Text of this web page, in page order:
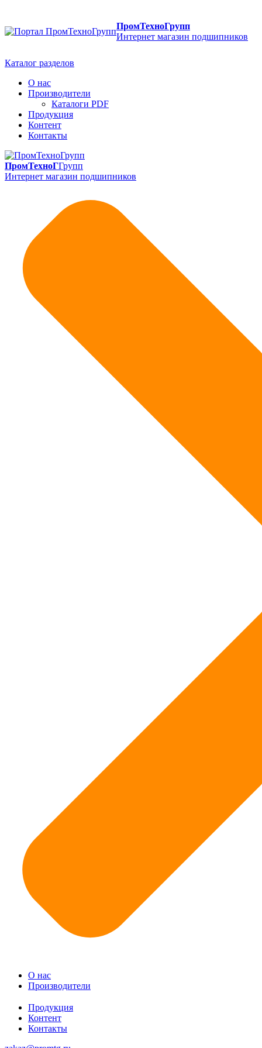
ПромТехноГрупп
Интернет магазин подшипников
Каталог разделов
О нас
Производители
Каталоги PDF
Продукция
Контент
Контакты
ПромТехноГГрупп
Интернет магазин подшипников
О нас
Производители
Продукция
Контент
Контакты